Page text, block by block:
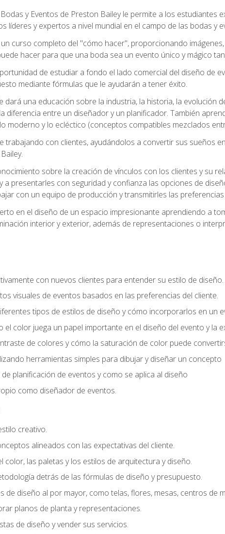
y Eventos de Preston Bailey le permite a los estudiantes
líderes y expertos a nivel mundial en el campo de las bodas y
un curso completo del "cómo hacer", proporcionando
hacer para que una boda sea un evento único y mágico
de estudiar a fondo el lado comercial del diseño de
mediante fórmulas que le ayudarán a tener éxito.
dará una educación sobre la industria, la historia, la evolución
diferencia entre un diseñador y un planificador. También
moderno y lo ecléctico (conceptos compatibles mezclados
trabajando con clientes, ayudándolos a convertir sus sueños
sobre la creación de vínculos con los clientes y su
a presentarles con seguridad y confianza las opciones de
con un equipo de producción y transmitirles las
en el diseño de un espacio impresionante aprendiendo a
interior y exterior, además de representaciones o
con nuevos clientes para entender su estilo de diseño.
visuales de eventos basados en las preferencias del cliente.
tipos de estilos de diseño y cómo incorporarlos en un
el color juega un papel importante en el diseño del evento y la
de colores y cómo la saturación de color puede
herramientas simples para dibujar y diseñar un concepto
planificación de eventos y como se aplica al diseño
como diseñador de eventos.
creativo.
alineados con las expectativas del cliente.
color, las paletas y los estilos de arquitectura y diseño.
detrás de las fórmulas de diseño y presupuesto.
de diseño al por mayor, como telas, flores, mesas, centros de
planos de planta y representaciones.
de diseño y vender sus servicios.